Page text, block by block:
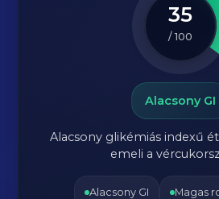
35
/ 100
Alacsony GI
Alacsony glikémiás indexű
emeli a
Alacsony GI Magas